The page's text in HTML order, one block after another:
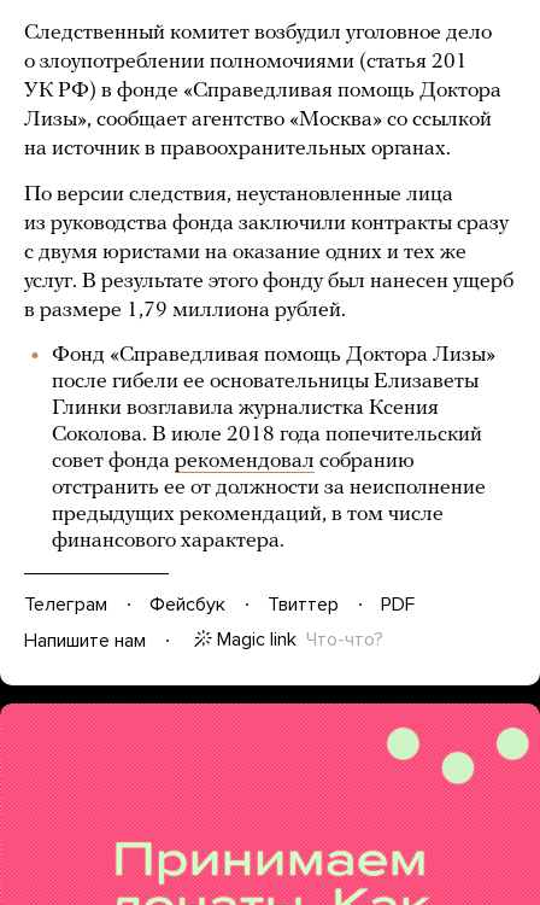
Следственный комитет возбудил уголовное дело
о злоупотреблении полномочиями (статья 201
УК РФ) в фонде «Справедливая помощь Доктора
Лизы», сообщает агентство «Москва» со ссылкой
на источник в правоохранительных органах.
По версии следствия, неустановленные лица
из руководства фонда заключили контракты сразу
с двумя юристами на оказание одних и тех же
услуг. В результате этого фонду был нанесен ущерб
в размере 1,79 миллиона рублей.
Фонд «Справедливая помощь Доктора Лизы»
после гибели ее основательницы Елизаветы
Глинки возглавила журналистка Ксения
Соколова. В июле 2018 года попечительский
совет фонда рекомендовал собранию
отстранить ее от должности за неисполнение
предыдущих рекомендаций, в том числе
финансового характера.
Телеграм Фейсбук Твиттер
PDF
Напишите нам
Magic link Что-что?